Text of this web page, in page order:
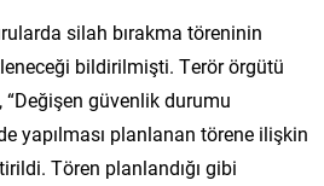
silah bırakma töreninin
bildirilmişti. Terör örgütü
“Değişen güvenlik durumu
yapılması planlanan törene ilişkin
Tören planlandığı gibi